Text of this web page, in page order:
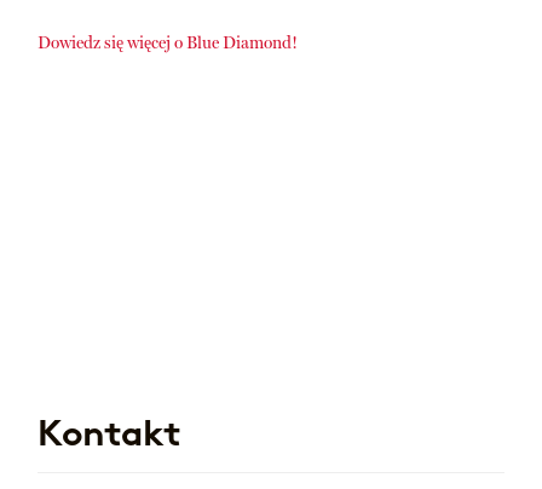
Dowiedz się więcej o Blue Diamond!
Kontakt